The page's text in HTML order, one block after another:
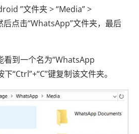
”文件夹 > “Media” >
点击“WhatsApp”文件夹，最后
看到一个名为“WhatsApp
“Ctrl”+“C”键复制该文件夹。